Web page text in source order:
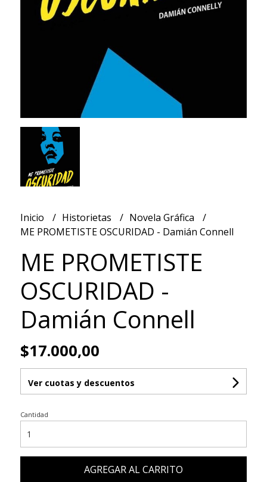
Inicio Historietas
Novela Gráfica
ME PROMETISTE OSCURIDAD - Damián Connell
ME PROMETISTE
OSCURIDAD -
Damián Connell
$17.000,00
Ver cuotas y descuentos
Cantidad
AGREGAR AL CARRITO